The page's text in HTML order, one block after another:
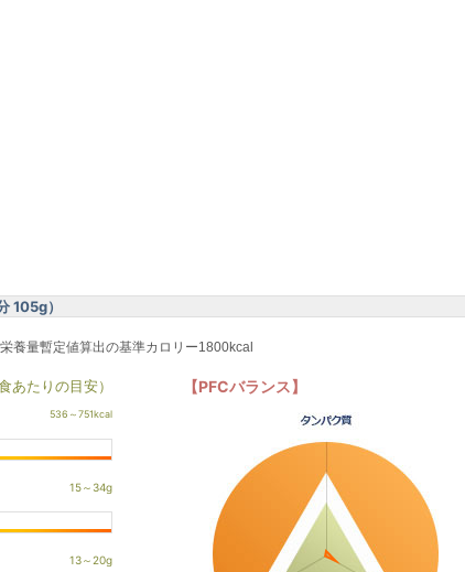
105g）
養量暫定値算出の基準カロリー1800kcal
食あたりの目安）
【PFCバランス】